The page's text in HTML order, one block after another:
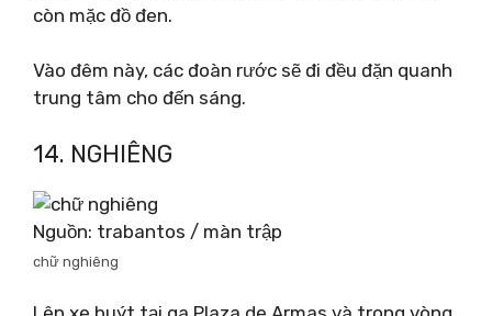
còn mặc đồ đen.
Vào đêm này, các đoàn rước sẽ đi đều đặn quanh
trung tâm cho đến sáng.
14. NGHIÊNG
Nguồn: trabantos / màn trập
chữ nghiêng